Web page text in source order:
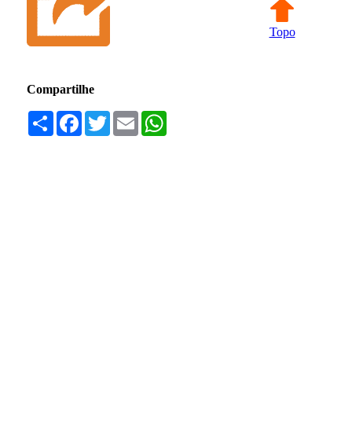
Topo
Compartilhe
Compartilhar
Facebook
TwitterEmail